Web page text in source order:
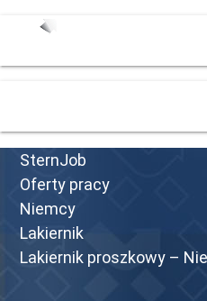
SternJob
Oferty pracy
Niemcy
Lakiernik
Lakiernik proszkowy –